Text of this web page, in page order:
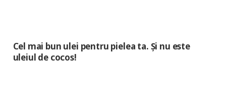
Cel mai bun ulei pentru pielea ta. Și nu este
uleiul de cocos!